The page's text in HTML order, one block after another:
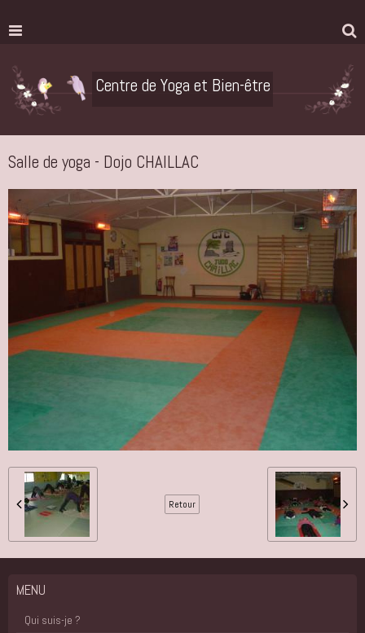
Centre de Yoga et Bien-être
Salle de yoga - Dojo CHAILLAC
Retour
MENU
Qui suis-je ?